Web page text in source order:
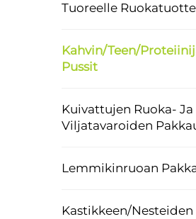
Tuoreelle
Kahvin/Teen/
Pussit
Kuivattujen Ruoka- Ja
Viljatavaroiden
Lemmikinruoan
Kastikkeen/nesteiden